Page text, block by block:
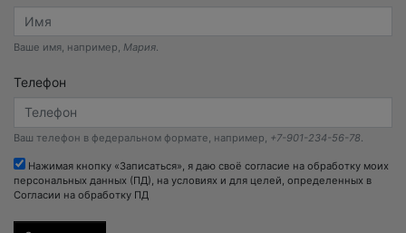
Ваше имя, например, Мария
Телефон
Ваш телефон в федеральном формате, например, +7-901-234-56-78.
Нажимая кнопку «Записаться», я даю своё согласие на обработку моих
персональных данных (ПД), на условиях и для целей, определенных в
Согласии на обработку ПД